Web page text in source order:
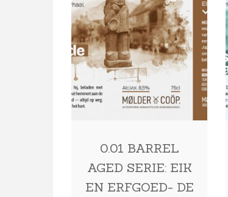
0.01 BARREL
AGED SERIE: EIK
EN ERFGOED- DE